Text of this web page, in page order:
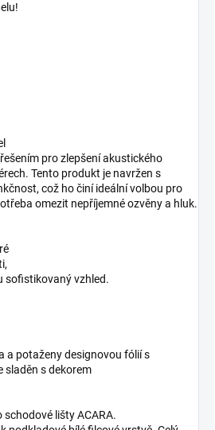
pro zlepšení akustického
Tento produkt je navržen s
což ho činí ideální volbou pro
omezit nepříjemné ozvěny a hluk.
sofistikovaný vzhled.
a potaženy designovou fólií s
sladěn s dekorem
lišty ACARA.